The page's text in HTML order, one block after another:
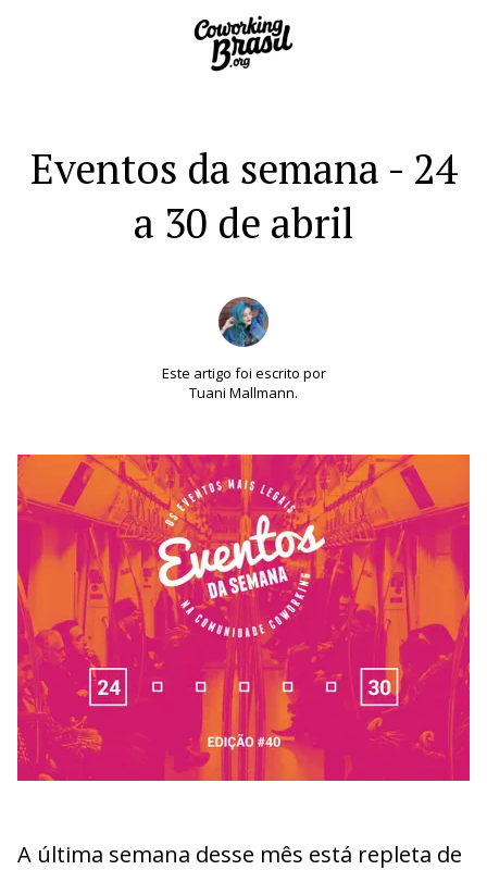
Eventos da semana - 24
a 30 de abril
Este artigo foi escrito por
Tuani Mallmann.
A última semana desse mês está repleta de